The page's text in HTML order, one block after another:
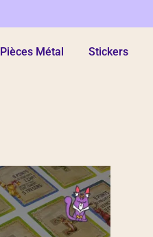
Pièces Métal Stickers